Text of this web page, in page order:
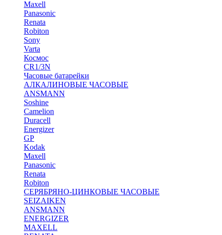
Maxell
Panasonic
Renata
Robiton
Sony
Varta
Космос
CR1/3N
Часовые батарейки
АЛКАЛИНОВЫЕ ЧАСОВЫЕ
ANSMANN
Soshine
Camelion
Duracell
Energizer
GP
Kodak
Maxell
Panasonic
Renata
Robiton
СЕРЯБРЯНО-ЦИНКОВЫЕ ЧАСОВЫЕ
SEIZAIKEN
ANSMANN
ENERGIZER
MAXELL